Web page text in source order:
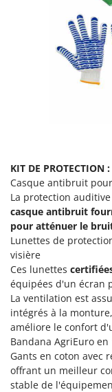
KIT DE PROTECTION :
Casque antibruit
La protection
casque antibruit
pour atténuer le
Lunettes de
visière
Ces lunettes
équipées d'un écran
La ventilation est
intégrés à la
améliore le confort
Bandana AgriEuro en
Gants en coton avec
offrant un meilleur
stable de